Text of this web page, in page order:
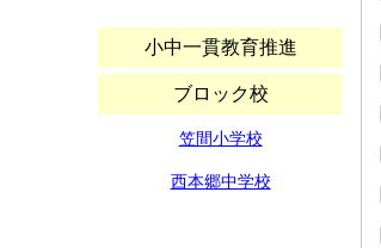
小中一貫教育推進
ブロック校
笠間小学校
西本郷中学校